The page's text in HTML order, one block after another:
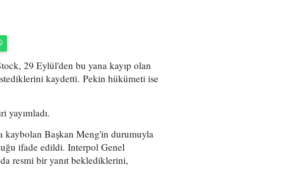
29 Eylül'den bu yana kayıp olan
kaydetti. Pekin hükümeti ise
yayımladı.
kaybolan Başkan Meng'in durumuyla
ifade edildi. Interpol Genel
resmi bir yanıt beklediklerini,